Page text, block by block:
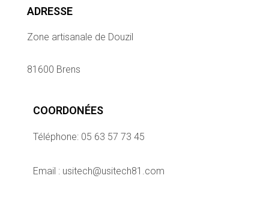
ADRESSE
Zone artisanale de Douzil
81600 Brens
COORDONÉES
Téléphone: 05 63 57 73 45
Email : usitech@usitech81.com